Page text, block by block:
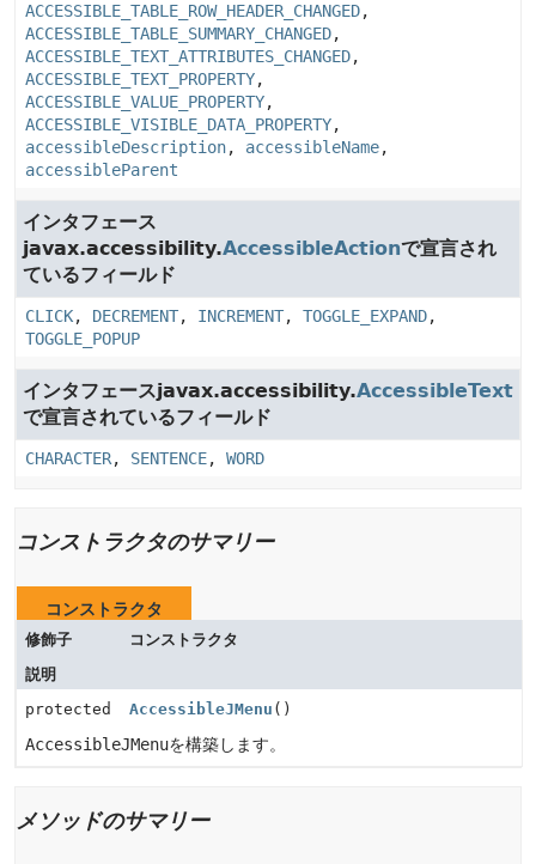
ACCESSIBLE_TABLE_ROW_HEADER_CHANGED,
ACCESSIBLE_TABLE_SUMMARY_CHANGED,
ACCESSIBLE_TEXT_ATTRIBUTES_CHANGED,
ACCESSIBLE_TEXT_PROPERTY,
ACCESSIBLE_VALUE_PROPERTY,
ACCESSIBLE_VISIBLE_DATA_PROPERTY,
accessibleDescription, accessibleName,
accessibleParent
インタフェース
javax.accessibility.AccessibleActionで宣言され
ているフィールド
CLICK, DECREMENT, INCREMENT, TOGGLE_EXPAND,
TOGGLE_POPUP
インタフェースjavax.accessibility.AccessibleText
で宣言されているフィールド
CHARACTER, SENTENCE, WORD
コンストラクタのサマリー
コンストラクタ
修飾子
コンストラクタ
説明
protected
AccessibleJMenu ()
AccessibleJMenuを構築します。
メソッドのサマリー